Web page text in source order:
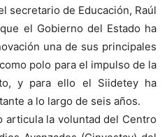
secretario de Educación, Raúl
el Gobierno del Estado ha
una de sus principales
polo para el impulso de la
y para ello el Siidetey ha
a lo largo de seis años.
articula la voluntad del Centro